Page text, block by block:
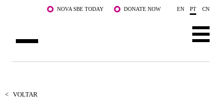
Saltar para o conteúdo principalNOVA SBE TODAY DONATE NOW EN PT CN
< VOLTAR